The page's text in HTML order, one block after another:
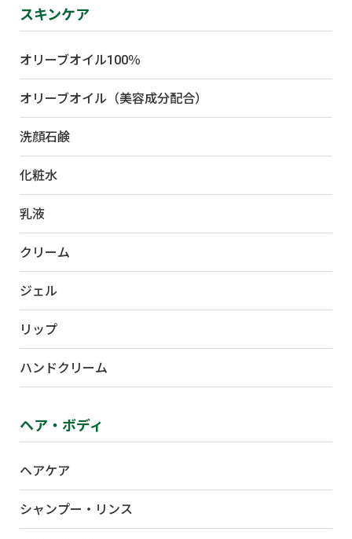
スキンケア
オリーブオイル100％
オリーブオイル（美容成分配合）
洗顔石鹸
化粧水
乳液
クリーム
ジェル
リップ
ハンドクリーム
ヘア・ボディ
ヘアケア
シャンプー・リンス